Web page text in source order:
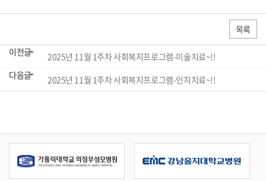
목록
이전글
2025년 11월 1주차 사회복지프로그램-미술치료~!!
다음글
2025년 11월 1주차 사회복지프로그램-인지치료~!!